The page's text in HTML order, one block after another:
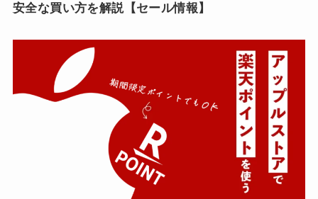
安全な買い方を解説【セール情報】